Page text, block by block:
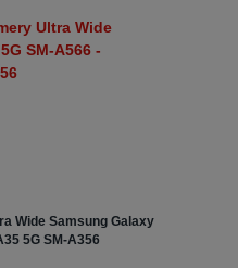
Wide Samsung Galaxy
5G SM-A356